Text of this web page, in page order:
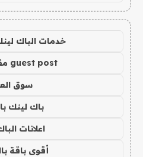
خدمات الباك
guest post مقال ضيف
سوق
باك لينك
اعلانات
أقوى باقة